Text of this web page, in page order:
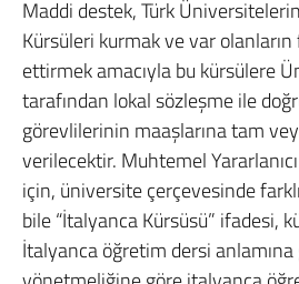
Maddi destek, Türk
Kürsüleri kurmak ve var
ettirmek amacıyla bu kürsülere
tarafından lokal sözleşme ile
görevlilerinin maaşlarına tam
verilecektir. Muhtemel
için, üniversite çerçevesinde
bile “İtalyanca Kürsüsü” ifadesi,
İtalyanca öğretim dersi